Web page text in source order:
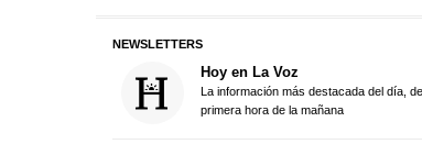
NEWSLETTERS
Hoy en La Voz
La información más destacada del día,
primera hora de la mañana